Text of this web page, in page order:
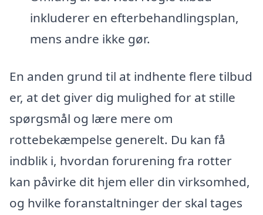
inkluderer en efterbehandlingsplan,
mens andre ikke gør.
En anden grund til at indhente flere tilbud
er, at det giver dig mulighed for at stille
spørgsmål og lære mere om
rottebekæmpelse generelt. Du kan få
indblik i, hvordan forurening fra rotter
kan påvirke dit hjem eller din virksomhed,
og hvilke foranstaltninger der skal tages